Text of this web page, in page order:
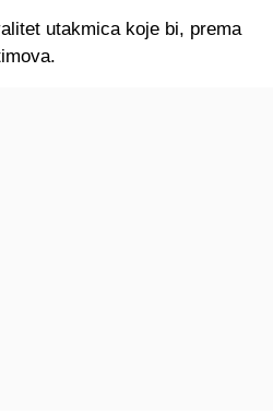
utakmica koje bi, prema